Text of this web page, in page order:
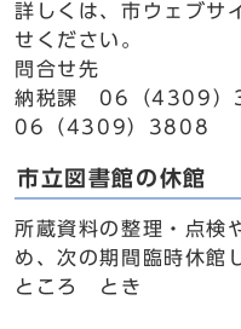
詳しくは、市ウェブサ
せください。
問合せ先
納税課 06（4309）
06（4309）3808
市立図書館の休館
所蔵資料の整理・点検
め、次の期間臨時休館
ところ とき